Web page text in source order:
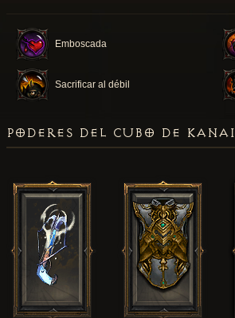
Emboscada
Sacrificar al débil
PODERES DEL CUBO DE KANAI